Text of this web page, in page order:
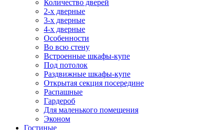
Количество дверей
2-х дверные
3-х дверные
4-х дверные
Особенности
Во всю стену
Встроенные шкафы-купе
Под потолок
Раздвижные шкафы-купе
Открытая секция посередине
Распашные
Гардероб
Для маленького помещения
Эконом
Гостиные